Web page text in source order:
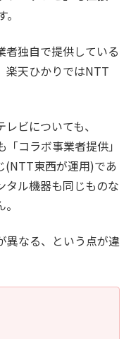
者独自で提供している
楽天ひかりではNTT
ビについても、
コラボ事業者提供」
(NTT東西が運用)であ
タル機器も同じものな
異なる、という点が違